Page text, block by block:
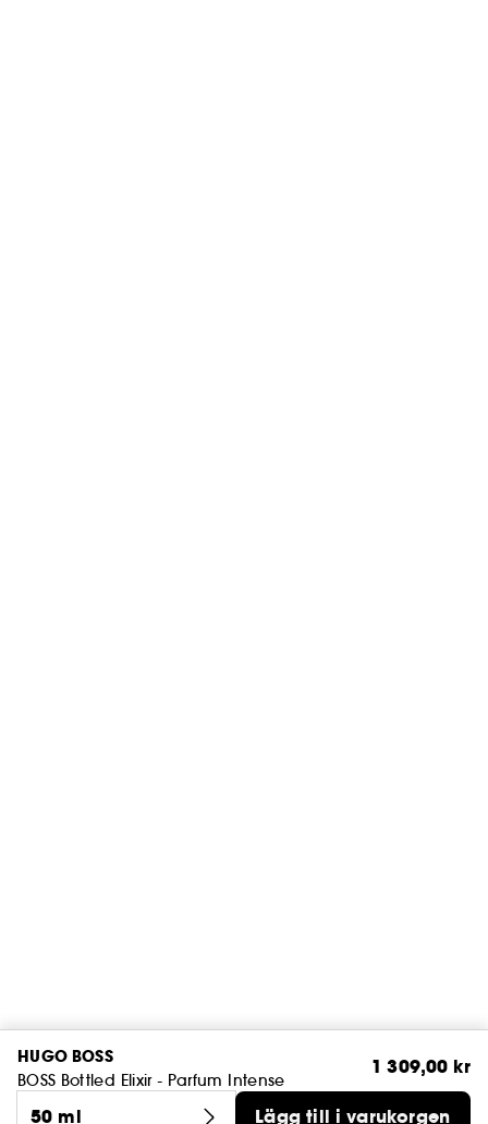
HUGO BOSS
BOSS Bottled Elixir - Parfum Intense
1 309,00 kr
50 ml
Lägg till i varukorgen